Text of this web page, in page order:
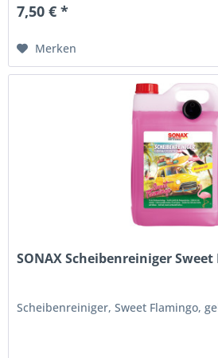
7,50 € *
Merken
SONAX Scheibenreiniger
Scheibenreiniger, Sweet Flamingo,